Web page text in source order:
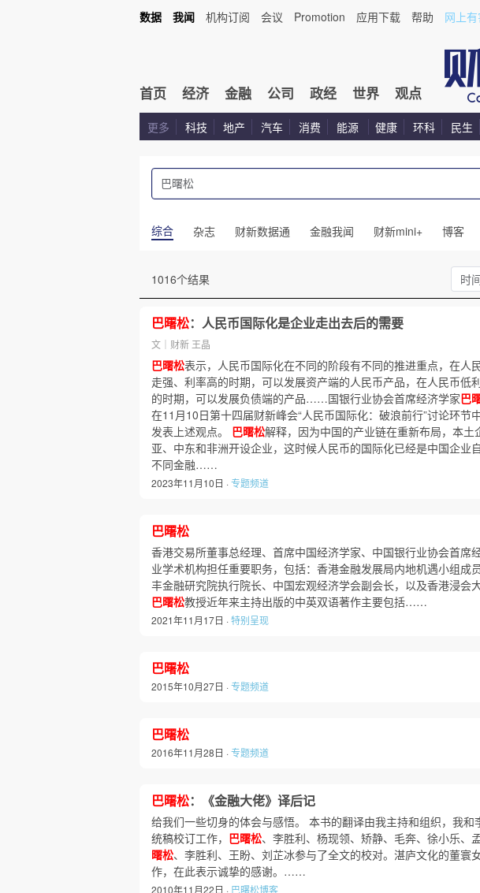
数据 我闻 机构订阅 会议 Promotion 应用下载 帮助 网上
首页 经济 金融 公司 政经 世界 观点
更多 科技 地产 汽车 消费 能源 健康 环科 民生
综合 杂志 财新数据通 金融我闻 财新mini+ 博客
1016个结果 时
巴曙松：人民币国际化是企业走出去后的需要
文｜财新 王晶
巴曙松表示，人民币国际化在不同的阶段有不同的推进重点，在人
走强、利率高的时期，可以发展资产端的人民币产品，在人民币低
的时期，可以发展负债端的产品……国银行业协会首席经济学家巴
在11月10日第十四届财新峰会“人民币国际化：破浪前行”讨论环节中
发表上述观点。 巴曙松解释，因为中国的产业链在重新布局，本
亚、中东和非洲开设企业，这时候人民币的国际化已经是中国企业
不同金融……
2023年11月10日 ·专题频道
巴曙松
香港交易所董事总经理、首席中国经济学家、中国银行业协会首席
业学术机构担任重要职务，包括：香港金融发展局内地机遇小组成
丰金融研究院执行院长、中国宏观经济学会副会长，以及香港浸会
巴曙松教授近年来主持出版的中英双语著作主要包括……
2021年11月17日 ·特别呈现
巴曙松
2015年10月27日 ·专题频道
巴曙松
2016年11月28日 ·专题频道
巴曙松：《金融大佬》译后记
给我们一些切身的体会与感悟。 本书的翻译由我主持和组织，我
统稿校订工作， 巴曙松、李胜利、杨现领、矫静、毛奔、徐小乐、
曙松、李胜利、王盼、刘芷冰参与了全文的校对。湛庐文化的董寰
作，在此表示诚挚的感谢。……
2010年11月22日 · 巴曙松博客